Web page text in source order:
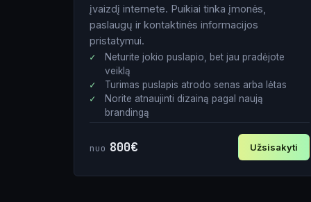
įvaizdį internete. Puikiai tinka įmonės,
paslaugų ir kontaktinės informacijos
pristatymui.
Neturite jokio puslapio, bet jau pradėjote
veiklą
Turimas puslapis atrodo senas arba lėtas
Norite atnaujinti dizainą pagal naują
brandingą
nuo 800€ Užsisakyti
Vardas El. paštas